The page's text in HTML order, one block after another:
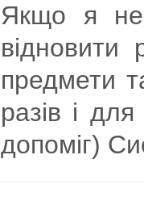
Якщо я
відновити
предмети
разів і
допоміг)